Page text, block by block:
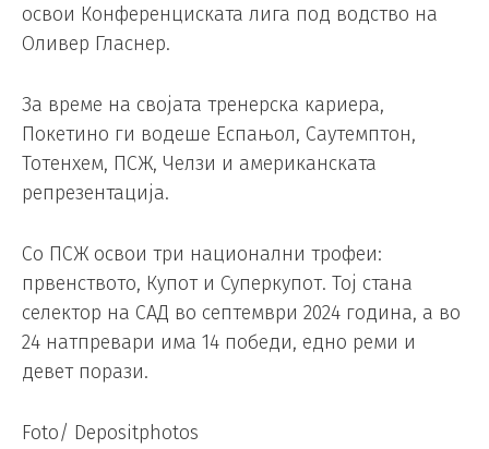
освои Конференциската лига под водство на
Оливер Гласнер.
За време на својата тренерска кариера,
Покетино ги водеше Еспањол, Саутемптон,
Тотенхем, ПСЖ, Челзи и американската
репрезентација.
Со ПСЖ освои три национални трофеи:
првенството, Купот и Суперкупот. Тој стана
селектор на САД во септември 2024 година, а во
24 натпревари има 14 победи, едно реми и
девет порази.
Foto/ Depositphotos